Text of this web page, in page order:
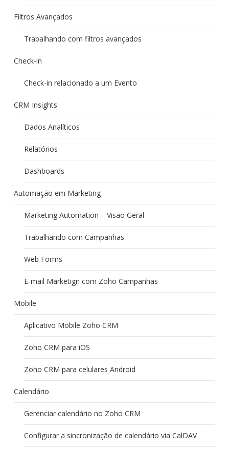
Filtros Avançados
Trabalhando com filtros avançados
Check-in
Check-in relacionado a um Evento
CRM Insights
Dados Analíticos
Relatórios
Dashboards
Automação em Marketing
Marketing Automation – Visão Geral
Trabalhando com Campanhas
Web Forms
E-mail Marketign com Zoho Campanhas
Mobile
Aplicativo Mobile Zoho CRM
Zoho CRM para iOS
Zoho CRM para celulares Android
Calendário
Gerenciar calendário no Zoho CRM
Configurar a sincronização de calendário via CalDAV